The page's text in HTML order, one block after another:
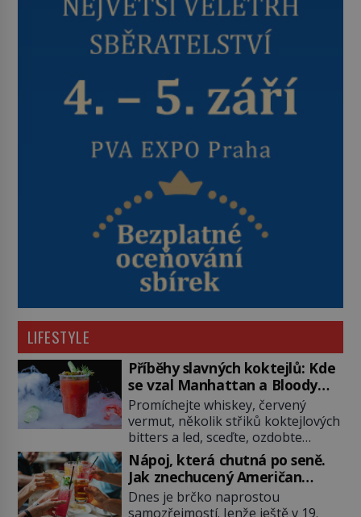
LIFESTYLE
Příběhy slavných koktejlů: Kde
se vzal Manhattan a Bloody
Mary?
Promíchejte whiskey, červený
vermut, několik střiků koktejlových
bitters a led, sceďte, ozdobte
koktejlovou třešinkou a tadá…
Manhattan je tu! A pokud to má být
skutečně on, dejte si pozor, ať
místo klasické americké rye
Nápoj, která chutná po seně.
Jak znechucený Američan
vymyslel brčko
Dnes je brčko naprostou
samozřejmostí. Jenže ještě v 19.